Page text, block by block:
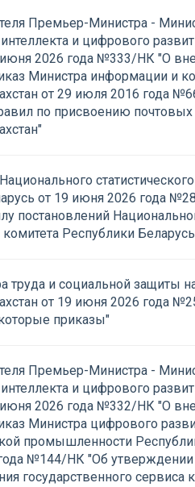
Премьер-Министра -
и цифрового
июня 2026 года №333/НК "О
Министра информации и
от 29 июля 2016 года
по присвоению
от 19 июня 2026 года
постановлений
комитета Республики
труда и социальной защиты
от 19 июня 2026 года
приказы"
Премьер-Министра -
и цифрового
июня 2026 года №332/НК "О
Министра цифрового
промышленности
№144/НК "Об
государственного сервиса